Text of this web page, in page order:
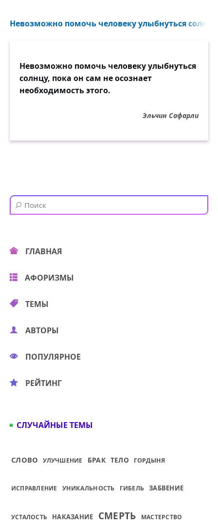
Невозможно помочь человеку улыбнуться
Невозможно помочь человеку улыбнуться
солнцу, пока он сам не осознает
необходимость этого.
Эльчин Сафарли
ГЛАВНАЯ
АФОРИЗМЫ
ТЕМЫ
АВТОРЫ
ПОПУЛЯРНОЕ
РЕЙТИНГ
СЛУЧАЙНЫЕ ТЕМЫ
СЛОВО УЛУЧШЕНИЕ БРАК ТЕЛО ГОРДЫНЯ
ИСПРАВЛЕНИЕ УНИКАЛЬНОСТЬ ГИБЕЛЬ ЗАБВЕНИЕ
УСТАЛОСТЬ НАКАЗАНИЕ СМЕРТЬ МАСТЕРСТВО